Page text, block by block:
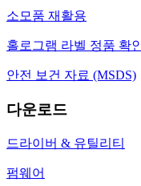
소모품 재활용
홀로그램 라벨 정품 확
안전 보건 자료 (MSDS)
다운로드
드라이버 & 유틸리티
펌웨어